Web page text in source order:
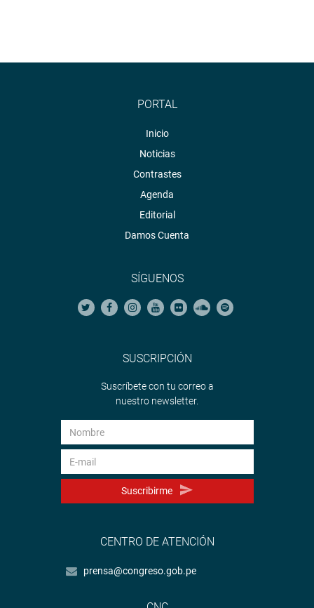
PORTAL
Inicio
Noticias
Contrastes
Agenda
Editorial
Damos Cuenta
SÍGUENOS
SUSCRIPCIÓN
Suscríbete con tu correo a
nuestro newsletter.
Suscribirme
CENTRO DE ATENCIÓN
prensa@congreso.gob.pe